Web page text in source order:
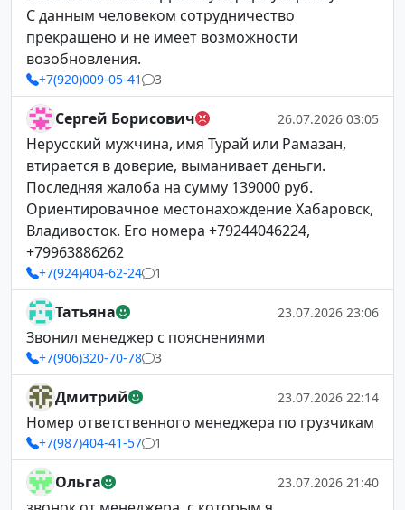
С данным человеком сотрудничество
прекращено и не имеет возможности
возобновления.
+7(920)009-05-41 3
Сергей Борисович 26.07.2026 03:05
Нерусский мужчина, имя Турай или Рамазан,
втирается в доверие, выманивает деньги.
Последняя жалоба на сумму 139000 руб.
Ориентировачное местонахождение Хабаровск,
Владивосток. Его номера +79244046224,
+79963886262
+7(924)404-62-24 1
Татьяна 23.07.2026 23:06
Звонил менеджер с пояснениями
+7(906)320-70-78 3
Дмитрий 23.07.2026 22:14
Номер ответственного менеджера по грузчикам
+7(987)404-41-57 1
Ольга 23.07.2026 21:40